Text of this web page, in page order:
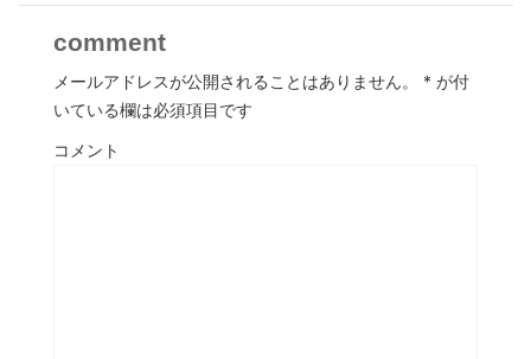
comment
メールアドレスが公開されることはありません。 * が付
いている欄は必須項目です
コメント